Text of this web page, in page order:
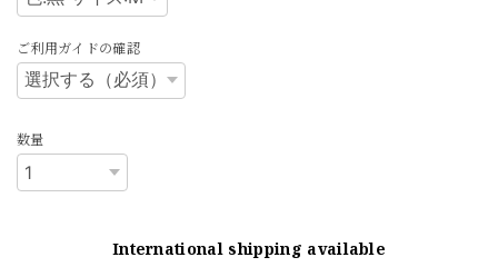
ご利用ガイドの確認
数量
International shipping available